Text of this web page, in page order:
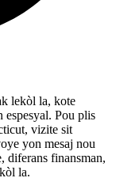
lekòl la, kote
espesyal. Pou plis
vizite sit
yon mesaj nou
diferans finansman,
la.